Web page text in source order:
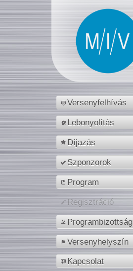
Versenyfelhívás
Lebonyolítás
Díjazás
Szponzorok
Program
Regisztráció
Programbizottság
Versenyhelyszín
Kapcsolat